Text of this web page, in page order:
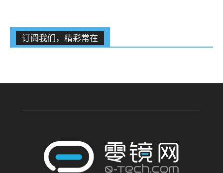
订阅我们，精彩常在